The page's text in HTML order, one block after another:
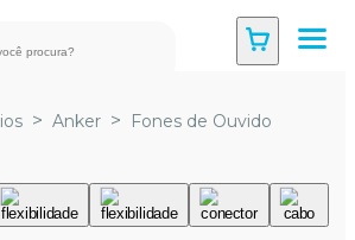
> Anker > Fones de Ouvido